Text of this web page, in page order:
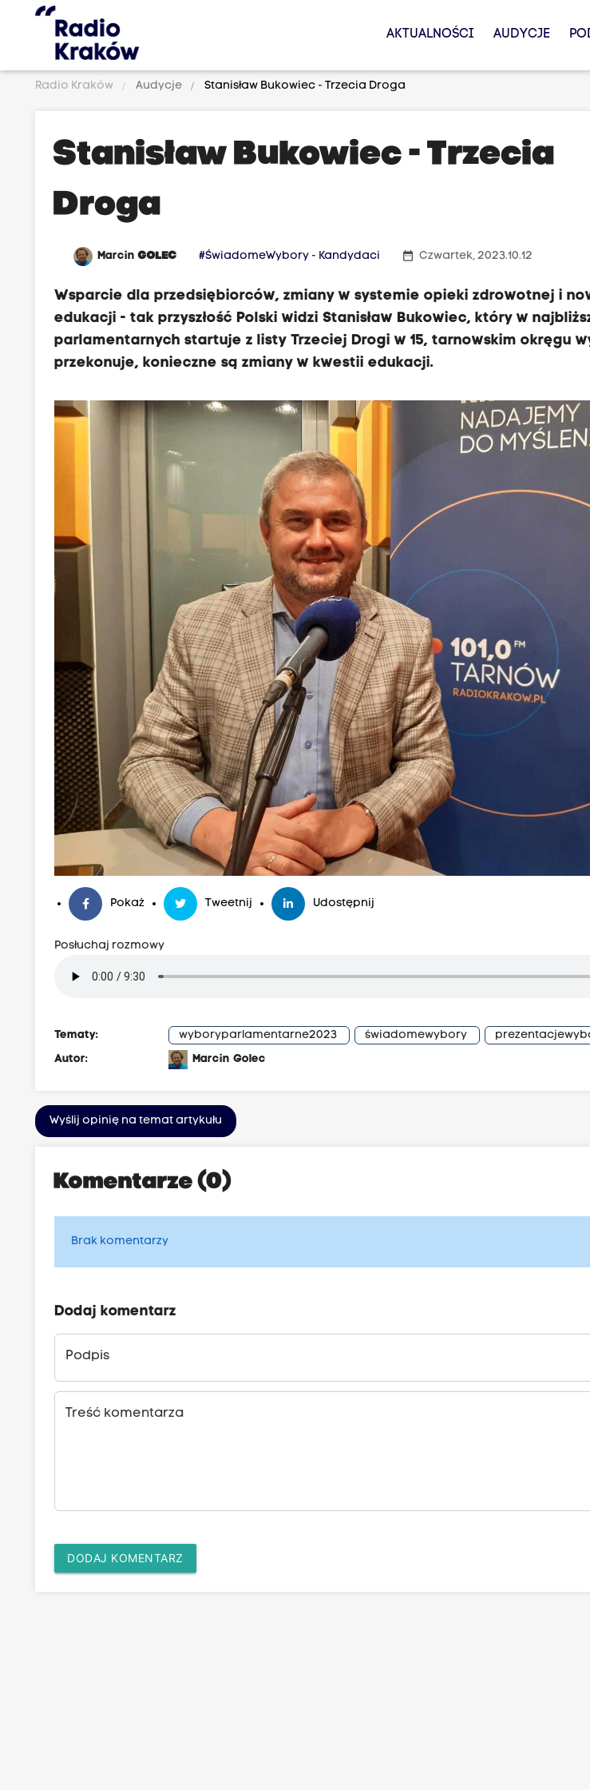
AKTUALNOŚCI AUDYCJE
Radio Kraków Audycje Stanisław Bukowiec - Trzecia Droga
Stanisław Bukowiec - Trzecia
Droga
MarcinGOLEC #ŚwiadomeWybory - Kandydaci date_range Czwartek, 2023.10.12
Wsparcie dla przedsiębiorców, zmiany w systemie opieki zdrowotnej i
edukacji - tak przyszłość Polski widzi Stanisław Bukowiec, który w
parlamentarnych startuje z listy Trzeciej Drogi w 15, tarnowskim okręgu
przekonuje, konieczne są zmiany w kwestii edukacji.
Pokaż Tweetnij Udostępnij
Posłuchaj rozmowy
Tematy: wyboryparlamentarne2023 świadomewybory
Autor:
Marcin Golec
Wyślij opinię na temat artykułu
Komentarze (0)
Brak komentarzy
Dodaj komentarz
Podpis
Treść komentarza
DODAJ KOMENTARZ